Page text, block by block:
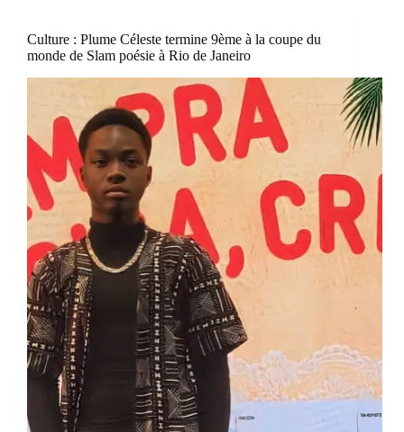
Culture : Plume Céleste termine 9ème à la coupe du
monde de Slam poésie à Rio de Janeiro